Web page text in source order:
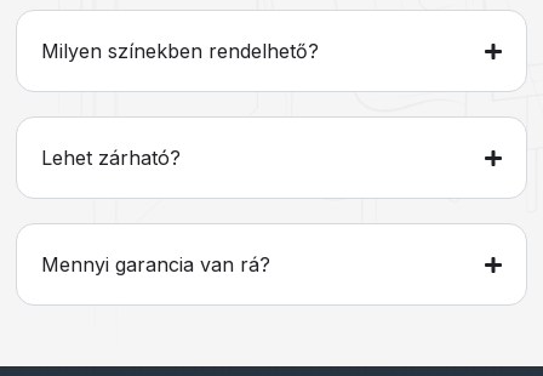
Milyen színekben rendelhető?
Lehet zárható?
Mennyi garancia van rá?